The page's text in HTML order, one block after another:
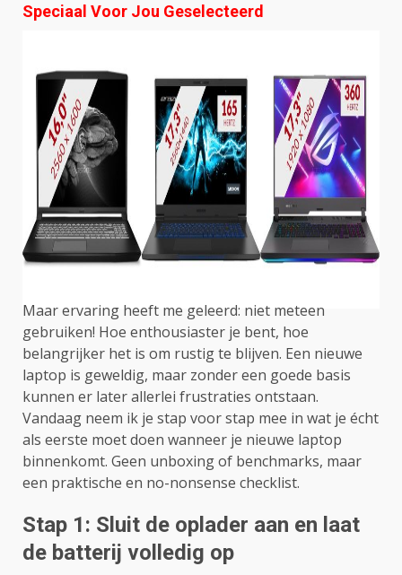
Speciaal Voor Jou Geselecteerd
Maar ervaring heeft me geleerd: niet meteen
gebruiken! Hoe enthousiaster je bent, hoe
belangrijker het is om rustig te blijven. Een nieuwe
laptop is geweldig, maar zonder een goede basis
kunnen er later allerlei frustraties ontstaan.
Vandaag neem ik je stap voor stap mee in wat je écht
als eerste moet doen wanneer je nieuwe laptop
binnenkomt. Geen unboxing of benchmarks, maar
een praktische en no-nonsense checklist.
Stap 1: Sluit de oplader aan en laat
de batterij volledig op